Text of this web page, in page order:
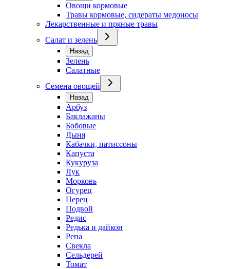
Овощи кормовые
Травы кормовые, сидераты медоносы
Лекарственные и пряные травы
Салат и зелень
Назад
Зелень
Салатные
Семена овощей
Назад
Арбуз
Баклажаны
Бобовые
Дыня
Кабачки, патиссоны
Капуста
Кукуруза
Лук
Морковь
Огурец
Перец
Подвой
Редис
Редька и дайкон
Репа
Свекла
Сельдерей
Томат